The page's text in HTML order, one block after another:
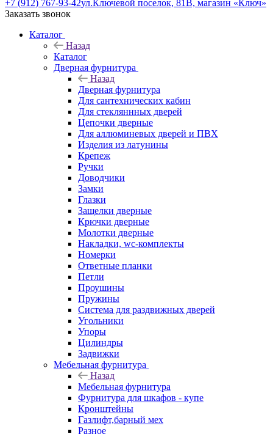
+7 (912) 767-93-42ул.Ключевой поселок, 81В, магазин «Ключ»
Заказать звонок
Каталог
Назад
Каталог
Дверная фурнитура
Назад
Дверная фурнитура
Для сантехнических кабин
Для стекляннных дверей
Цепочки дверные
Для аллюминевых дверей и ПВХ
Изделия из латунины
Крепеж
Ручки
Доводчики
Замки
Глазки
Защелки дверные
Крючки дверные
Молотки дверные
Накладки, wc-комплекты
Номерки
Ответные планки
Петли
Проушины
Пружины
Система для раздвижных дверей
Угольники
Упоры
Цилиндры
Задвижки
Мебельная фурнитура
Назад
Мебельная фурнитура
Фурнитура для шкафов - купе
Кронштейны
Газлифт,барный мех
Разное